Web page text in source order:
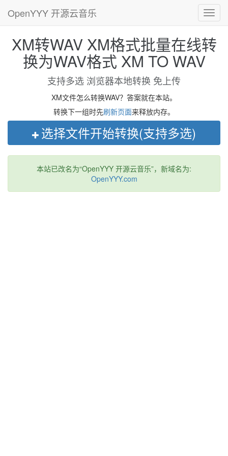
OpenYYY 开源云音乐
XM转WAV XM格式批量在线转
换为WAV格式 XM TO WAV
支持多选 浏览器本地转换 免上传
XM文件怎么转换WAV？答案就在本站。
转换下一组时先刷新页面来释放内存。
选择文件开始转换(支持多选)
本站已改名为“OpenYYY 开源云音乐”，新域名为:
OpenYYY.com